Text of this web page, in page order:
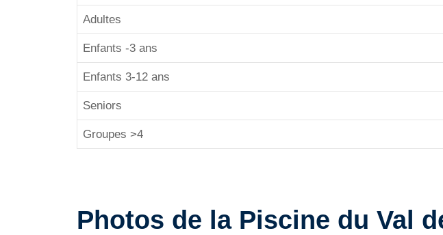
Adultes
Enfants -3 ans
Enfants 3-12 ans
Seniors
Groupes >4
Photos de la Piscine du Val